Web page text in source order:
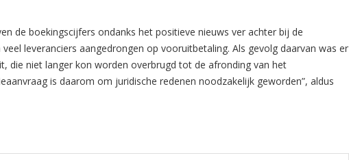
de boekingscijfers ondanks het positieve nieuws ver achter bij de
leveranciers aangedrongen op vooruitbetaling. Als gevolg daarvan was er
die niet langer kon worden overbrugd tot de afronding van het
is daarom om juridische redenen noodzakelijk geworden”, aldus